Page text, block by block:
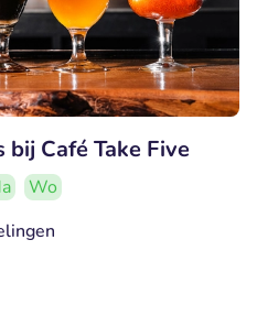
Café Take Five
Wo